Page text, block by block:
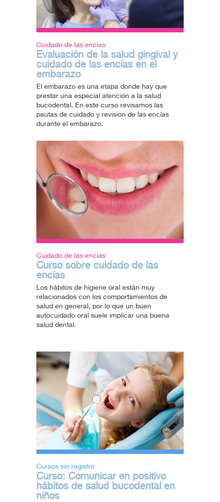
Cuidado de las encías
Evaluación de la salud gingival y
cuidado de las encías en el
embarazo
El embarazo es una etapa donde hay que
prestar una especial atención a la salud
bucodental. En este curso revisamos las
pautas de cuidado y revision de las encías
durante el embarazo.
Cuidado de las encías
Curso sobre cuidado de las
encías
Los hábitos de higiene oral están muy
relacionados con los comportamientos de
salud en general, por lo que un buen
autocuidado oral suele implicar una buena
salud dental.
Cursos sin registro
Curso: Comunicar en positivo
hábitos de salud bucodental en
niños